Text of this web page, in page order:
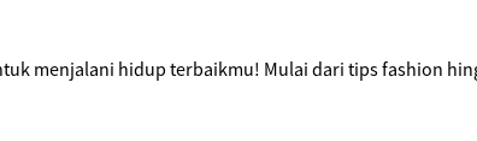
menjalani hidup terbaikmu! Mulai dari tips fashion